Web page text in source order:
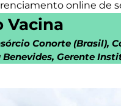
online de
Vacina
Conorte (Brasil),
Benevides, Gerente